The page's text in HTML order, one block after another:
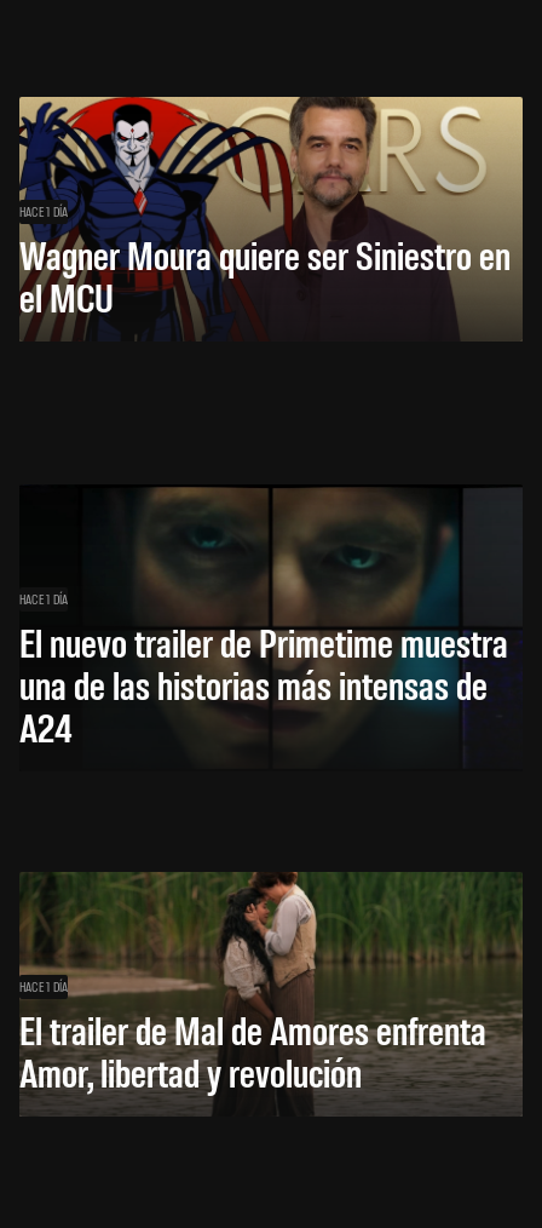
HACE 1 DÍA
Wagner Moura quiere ser Siniestro en
el MCU
HACE 1 DÍA
El nuevo trailer de Primetime muestra
una de las historias más intensas de
A24
HACE 1 DÍA
El trailer de Mal de Amores enfrenta
Amor, libertad y revolución